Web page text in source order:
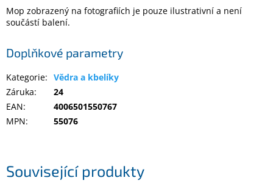
Přihlášení
Související produkty
Mop zobrazený na fotografiích je pouze ilustrativní a není
součástí balení.
Doplňkové parametry
Kategorie: Vědra a kbelíky
Záruka:
24
EAN:
4006501550767
MPN: 55076